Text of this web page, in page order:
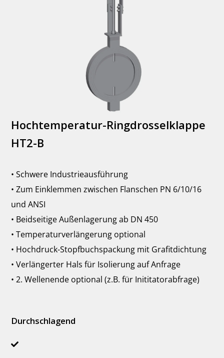
Hochtemperatur-Ringdrosselklappe
HT2-B
• Schwere Industrieausführung
• Zum Einklemmen zwischen Flanschen PN 6/10/16
und ANSI
• Beidseitige Außenlagerung ab DN 450
• Temperaturverlängerung optional
• Hochdruck-Stopfbuchspackung mit Grafitdichtung
• Verlängerter Hals für Isolierung auf Anfrage
• 2. Wellenende optional (z.B. für Inititatorabfrage)
Durchschlagend